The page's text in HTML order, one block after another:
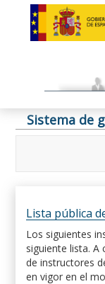
Sistema de
Lista pública
Los siguientes
siguiente lista. A
de instructores
en vigor en el